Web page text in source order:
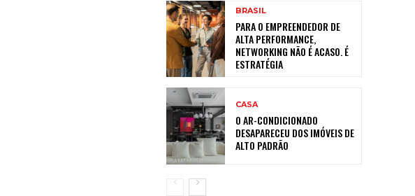
BRASIL
PARA O EMPREENDEDOR DE
ALTA PERFORMANCE,
NETWORKING NÃO É ACASO. É
ESTRATÉGIA
CASA
O AR-CONDICIONADO
DESAPARECEU DOS IMÓVEIS DE
ALTO PADRÃO